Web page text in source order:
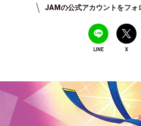
JAMの公式アカウントをフォ
LINE X